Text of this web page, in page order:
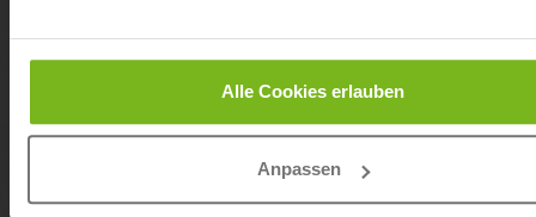
Alle Cookies erlauben
Anpassen